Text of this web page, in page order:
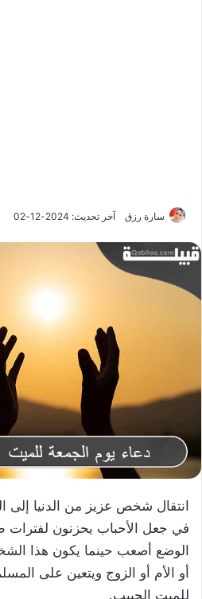
سارة رزق آخر تحديث: 2024-12-02
انتقال شخص عزيز من الدنيا إلى
في جعل الأحباب يحزنون لفترات
الوضع أصعب حينما يكون هذا
أو الأم أو الزوج ويتعين على
للميت الحبيب.